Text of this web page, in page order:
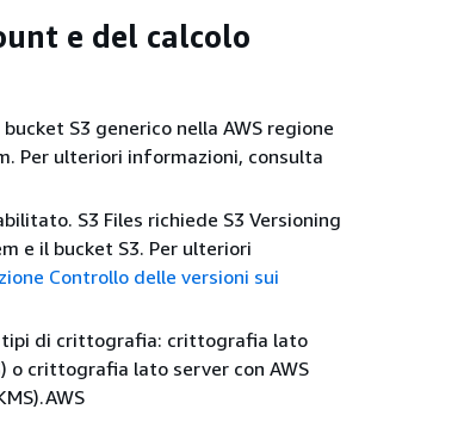
e del calcolo
S3 generico nella AWS regione
Per ulteriori informazioni, consulta
S3 Files richiede S3 Versioning
e il bucket S3. Per ulteriori
Controllo delle versioni sui
tipi di crittografia: crittografia lato
o crittografia lato server con AWS